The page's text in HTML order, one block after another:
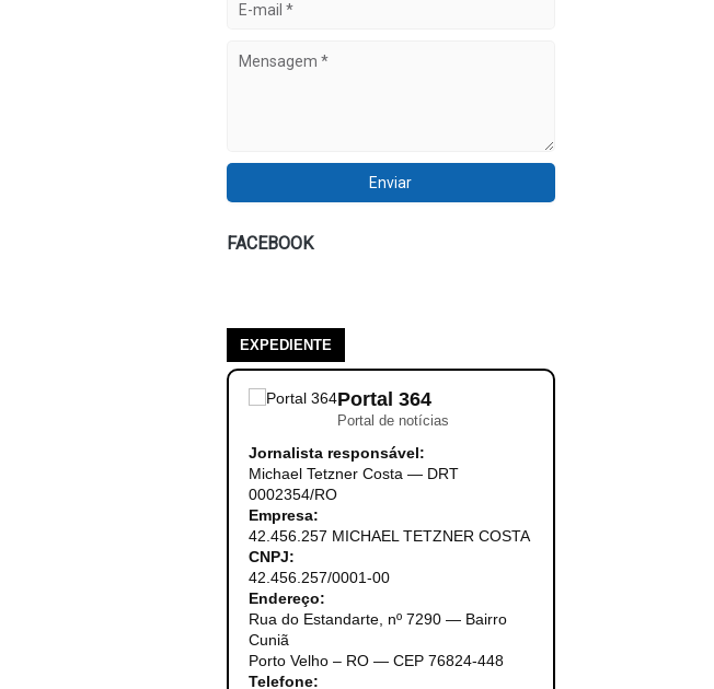
FACEBOOK
EXPEDIENTE
Portal 364
Portal de notícias
Jornalista responsável:
Michael Tetzner Costa — DRT
0002354/RO
Empresa:
42.456.257 MICHAEL TETZNER COSTA
CNPJ:
42.456.257/0001-00
Endereço:
Rua do Estandarte, nº 7290 — Bairro
Cuniã
Porto Velho – RO — CEP 76824-448
Telefone: